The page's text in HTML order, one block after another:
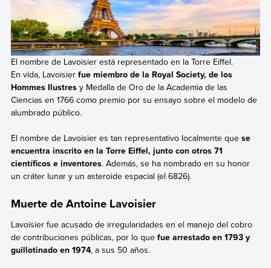
El nombre de Lavoisier está representado en la Torre Eiffel.
En vida, Lavoisier fue miembro de la Royal Society, de los
Hommes Ilustresy Medalla de Oro de la Academia de las
Ciencias en 1766 como premio por su ensayo sobre el modelo de
alumbrado público.
El nombre de Lavoisier es tan representativo localmente que se
encuentra inscrito en la Torre Eiffel, junto con otros 71
científicos e inventores. Además, se ha nombrado en su honor
un cráter lunar y un asteroide espacial (el 6826).
Muerte de Antoine Lavoisier
Lavoisier fue acusado de irregularidades en el manejo del cobro
de contribuciones públicas, por lo que fue arrestado en 1793 y
guillotinado en 1974, a sus 50 años.